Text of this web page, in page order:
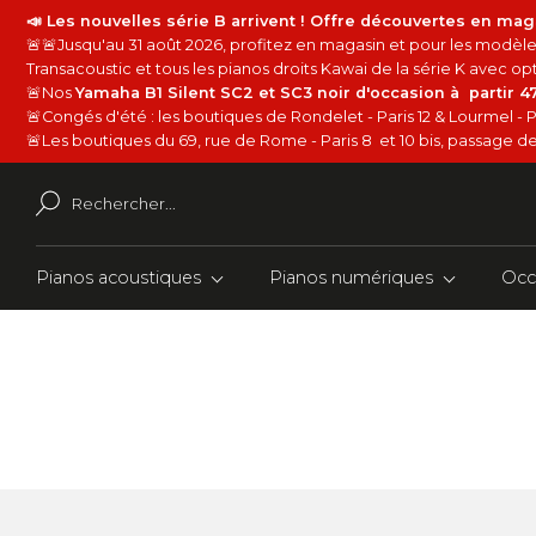
📣 Les nouvelles série B arrivent ! Offre découvertes en
🚨🚨Jusqu'au 31 août 2026, profitez en magasin et pour les
Transacoustic et tous les pianos droits Kawai de la série K avec
🚨NosYamaha B1 Silent SC2 et SC3 noir d'occasion à partir
🚨Congés d'été : les boutiques de Rondelet - Paris 12 & Lourmel -
🚨Les boutiques du 69, rue de Rome - Paris 8 et 10 bis, passage
Pianos acoustiques Pianos numériques